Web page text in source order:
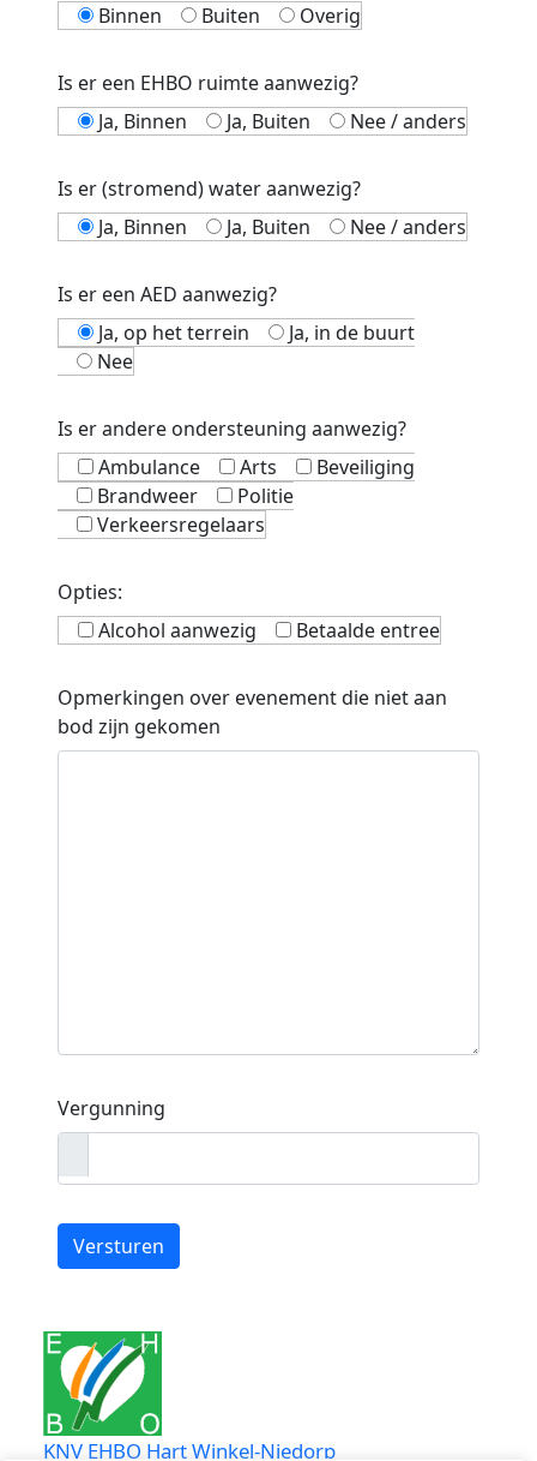
Binnen
Buiten Overig
Is er een EHBO ruimte aanwezig?
Ja, Binnen
Ja, Buiten Nee / anders
Is er (stromend) water aanwezig?
Ja, Binnen
Ja, Buiten Nee / anders
Is er een AED aanwezig?
Ja, op het terrein
Ja, in de buurt
Nee
Is er andere ondersteuning aanwezig?
Ambulance
Arts
Beveiliging
Brandweer
Politie
Verkeersregelaars
Opties:
Alcohol aanwezig
Betaalde entree
Opmerkingen over evenement die niet aan
bod zijn gekomen
Vergunning
KNV EHBO Hart Winkel-Niedorp